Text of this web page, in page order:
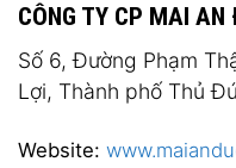
CÔNG TY CP MAI AN
Số 6, Đường Phạm
Lợi, Thành phố Thủ
Website: